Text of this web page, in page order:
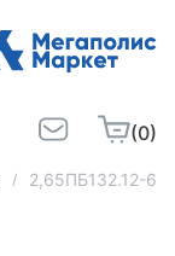
(0)
2,65ПБ132.12-